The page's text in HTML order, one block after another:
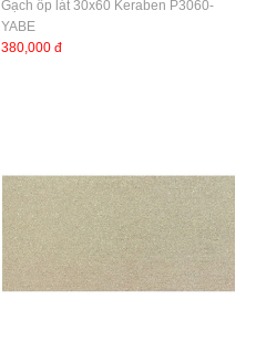
Gạch ốp lát 30x60 Keraben P3060-
YABE
380,000 đ